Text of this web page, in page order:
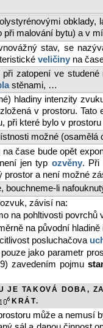
malování bytu) a v
stav, se
veličiny na
při zatopení ve
stěnami, …
hladiny intenzity
v prostoru.
které bylo v prostoru
možné
čase bude opět
jen typ ozvěny. Při
a není možné
bouchneme-li
závisí na:
na pohltivosti povrchů
na původní
posluchačova
jako parametr
zavedením pojmu
JE TAKOVÁ DOBA,
KRÁT.
může a nemusí